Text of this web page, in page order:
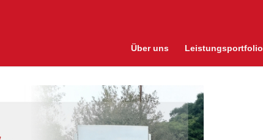
Über uns Leistungsportfolio